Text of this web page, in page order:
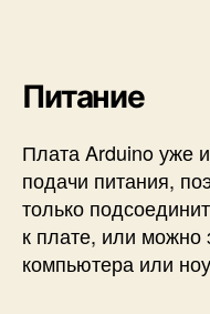
Питание
Плата Arduino уже
подачи питания,
только
к плате, или можно
компьютера или